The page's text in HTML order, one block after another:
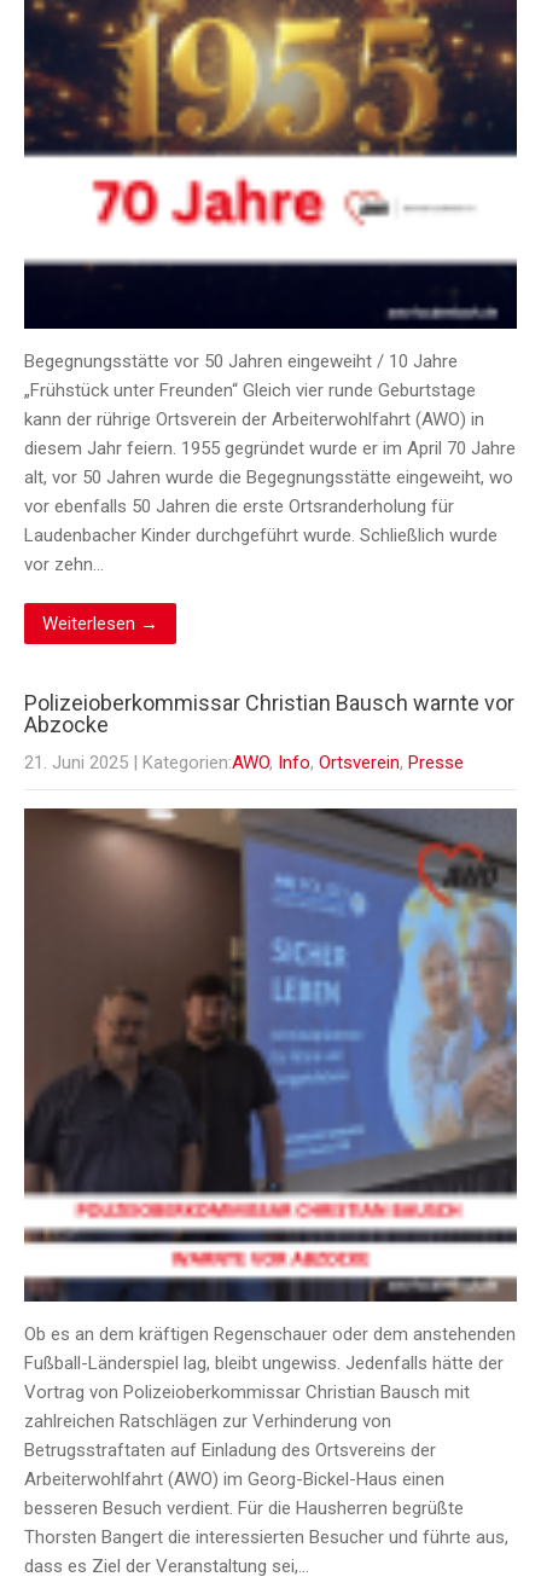
Begegnungsstätte vor 50 Jahren eingeweiht / 10 Jahre
„Frühstück unter Freunden“ Gleich vier runde Geburtstage
kann der rührige Ortsverein der Arbeiterwohlfahrt (AWO) in
diesem Jahr feiern. 1955 gegründet wurde er im April 70 Jahre
alt, vor 50 Jahren wurde die Begegnungsstätte eingeweiht, wo
vor ebenfalls 50 Jahren die erste Ortsranderholung für
Laudenbacher Kinder durchgeführt wurde. Schließlich wurde
vor zehn…
Weiterlesen →
Polizeioberkommissar Christian Bausch warnte vor
Abzocke
21. Juni 2025 | Kategorien:AWO, Info, Ortsverein, Presse
Ob es an dem kräftigen Regenschauer oder dem anstehenden
Fußball-Länderspiel lag, bleibt ungewiss. Jedenfalls hätte der
Vortrag von Polizeioberkommissar Christian Bausch mit
zahlreichen Ratschlägen zur Verhinderung von
Betrugsstraftaten auf Einladung des Ortsvereins der
Arbeiterwohlfahrt (AWO) im Georg-Bickel-Haus einen
besseren Besuch verdient. Für die Hausherren begrüßte
Thorsten Bangert die interessierten Besucher und führte aus,
dass es Ziel der Veranstaltung sei,…